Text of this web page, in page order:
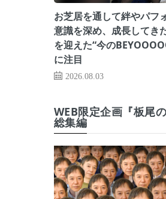
お芝居を通して絆やパフ
意識を深め、成長して
を迎えた“今の
に注目
2026.08.03
WEB限定企画『板
総集編